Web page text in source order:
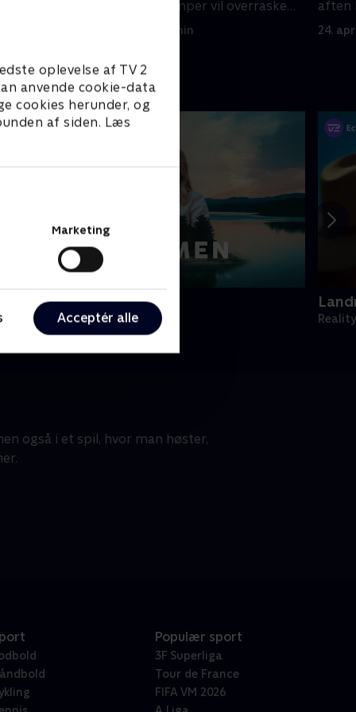
oplevelse af TV 2
anvende cookie-data
cookies herunder, og
af siden. Læs
Marketing
Acceptér alle
valg af førstekæmper vil overraske
17. april 2017 • 22 min
aften
24.
Alene sammen
• 3 sæsoner
også i et spil, hvor man høster,
Populær sport
3F Superliga
Tour de France
FIFA VM 2026